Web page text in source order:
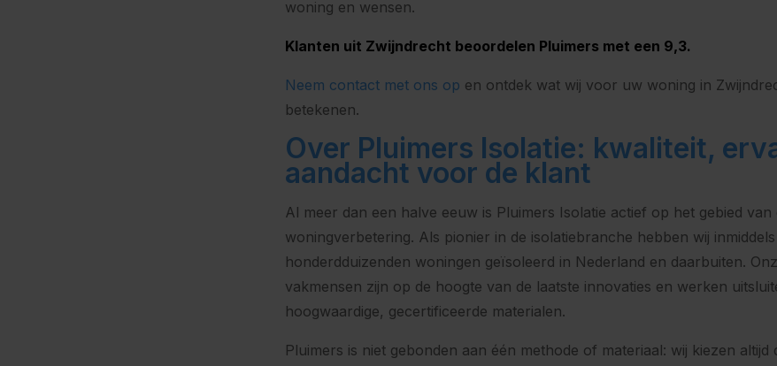
woning en wensen.
Klanten uit Zwijndrecht beoordelen Pluimers met een 9,3.
Neem contact met ons op en ontdek wat wij voor uw woning in
betekenen.
Over Pluimers Isolatie: kwaliteit,
aandacht voor de klant
Al meer dan een halve eeuw is Pluimers Isolatie actief op het gebied van
woningverbetering. Als pionier in de isolatiebranche hebben wij inmiddels
honderdduizenden woningen geïsoleerd in Nederland en daarbuiten.
vakmensen zijn op de hoogte van de laatste innovaties en werken
hoogwaardige, gecertificeerde materialen.
Pluimers is niet gebonden aan één methode of materiaal: wij kiezen altijd